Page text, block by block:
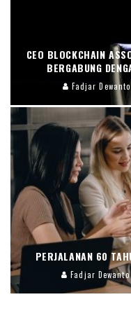
CEO BLOCKCHAIN
BERGABUNG
Fadjar Dewanto
PERJALANAN 60
Fadjar Dewanto